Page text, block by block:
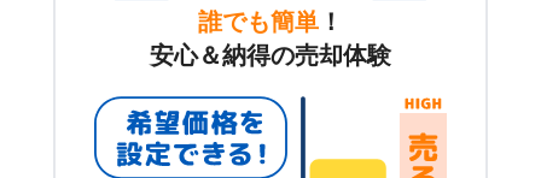
誰でも簡単 ！
安心＆納得の売却体験